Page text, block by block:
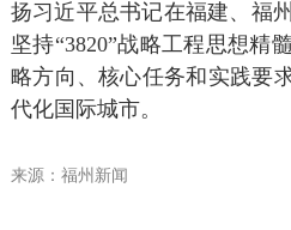
扬习近平总书记在福建、福
坚持“3820”战略工程思想精
略方向、核心任务和实践要
代化国际城市。
来源：福州新闻